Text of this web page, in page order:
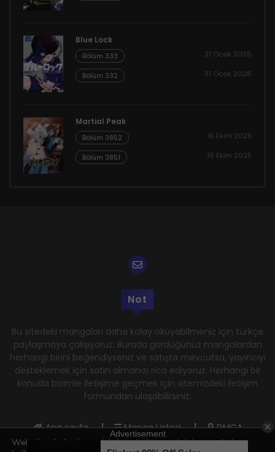
Blue Lock
Bölüm 333 31 Ocak 2026
Bölüm 332 31 Ocak 2026
Martial Peak
Bölüm 3852 16 Ekim 2025
Bölüm 3851 16 Ekim 2025
Not
Bu sitedeki mangaları daha kolay okuyabilmeniz için türkçe
paylaşmaya çalışıyoruz. Burada gördüğünüz mangalardan
herhangi birini beğendiyseniz ve satışta mevcutsa, yayıncıyı
desteklemek için satın almanızı rica ediyoruz. Herhangi bir
konuda bizimle iletişime geçmek için sitemizdeki iletişim
formundan ulaşabilirsiniz.
Ana sayfa Manga Listesi
DMCA
Gizlilik Politikası
Kullanım Şartları
Web sitemizde size en iyi deneyimi sunmak için çerezleri